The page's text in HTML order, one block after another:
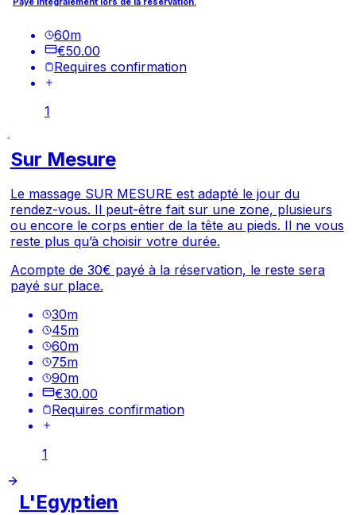
60m
€50.00
Requires confirmation
1
Sur Mesure
Le massage SUR MESURE est adapté le jour du
rendez-vous. Il peut-être fait sur une zone, plusieurs
ou encore le corps entier de la tête au pieds. Il ne vous
reste plus qu’à choisir votre durée.
Acompte de 30€ payé à la réservation, le reste sera
payé sur place.
30m
45m
60m
75m
90m
€30.00
Requires confirmation
1
L'Egyptien